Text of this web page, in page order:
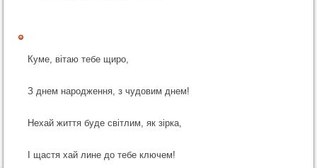
Куме, вітаю тебе щиро,
З днем народження, з чудовим днем!
Нехай життя буде світлим, як зірка,
І щастя хай лине до тебе ключем!